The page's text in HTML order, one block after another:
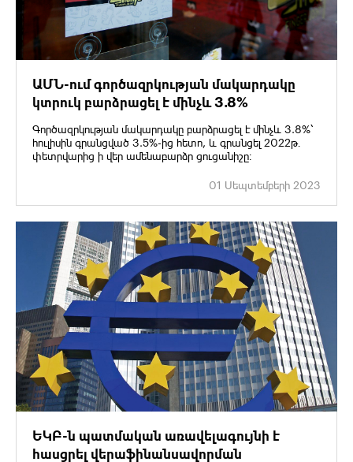
ԱՄՆ-ում գործազրկության մակարդակը
կտրուկ բարձրացել է մինչև 3․8%
Գործազրկության մակարդակը բարձրացել է մինչև 3.8%՝
հուլիսին գրանցված 3.5%-ից հետո, և գրանցել 2022թ․
փետրվարից ի վեր ամենաբարձր ցուցանիշը։
01 Սեպտեմբերի 2023
ԵԿԲ-ն պատմական առավելագույնի է
հասցրել վերաֆինանսավորման